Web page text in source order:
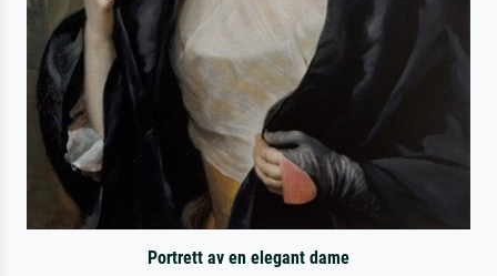
Portrett av en elegant dame